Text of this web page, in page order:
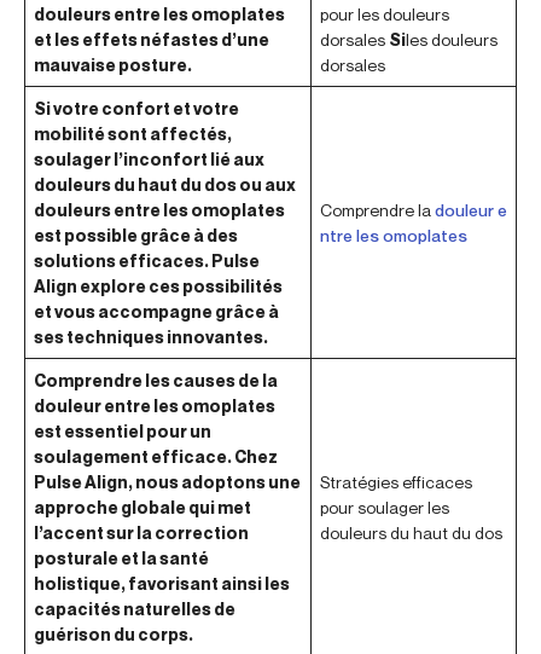
douleurs entre les omoplates
et les effets néfastes d’une
mauvaise posture.
pour les douleurs
dorsales Siles douleurs
dorsales
Si votre confort et votre
mobilité sont affectés,
soulager l’inconfort lié aux
douleurs du haut du dos ou aux
douleurs entre les omoplates
est possible grâce à des
solutions efficaces. Pulse
Align explore ces possibilités
et vous accompagne grâce à
ses techniques innovantes.
Comprendre la douleur e
ntre les omoplates
Comprendre les causes de la
douleur entre les omoplates
est essentiel pour un
soulagement efficace. Chez
Pulse Align, nous adoptons une
approche globale qui met
l’accent sur la correction
posturale et la santé
holistique, favorisant ainsi les
capacités naturelles de
guérison du corps.
Stratégies efficaces
pour soulager les
douleurs du haut du dos